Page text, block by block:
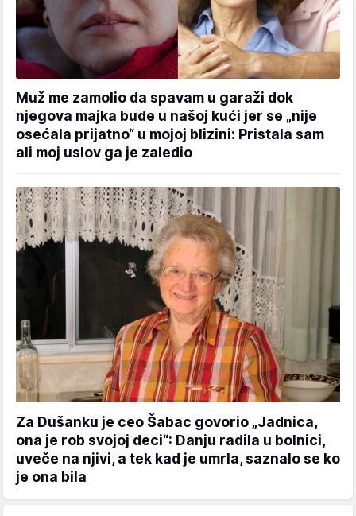
Muž me zamolio da spavam u garaži dok
njegova majka bude u našoj kući jer se „nije
osećala prijatno“ u mojoj blizini: Pristala sam
ali moj uslov ga je zaledio
Za Dušanku je ceo Šabac govorio „Jadnica,
ona je rob svojoj deci“: Danju radila u bolnici,
uveče na njivi, a tek kad je umrla, saznalo se ko
je ona bila